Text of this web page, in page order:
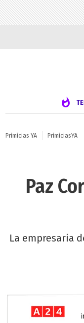
Primicias YA PrimiciasYA
Paz
La empresaria